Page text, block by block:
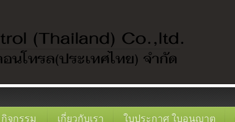
กิจกรรม เกี่ยวกับเรา ใบประกาศ ใบอนุญาต